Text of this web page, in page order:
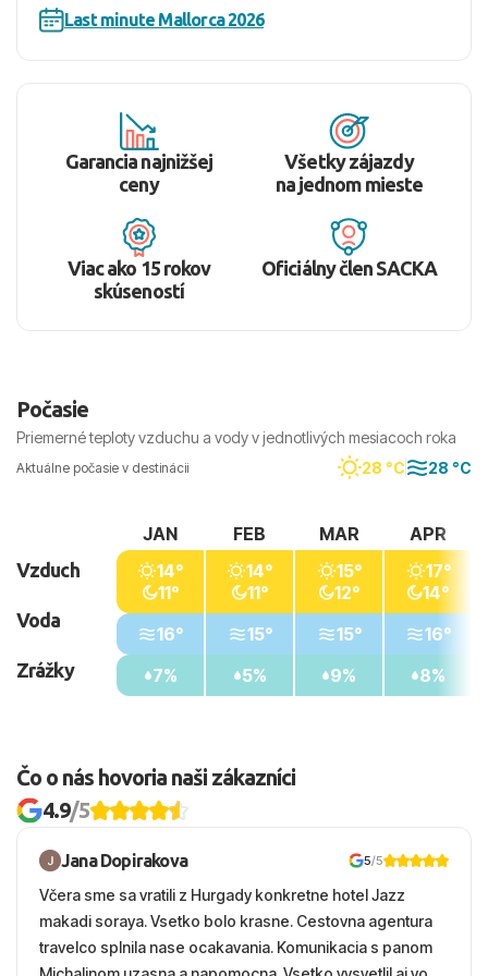
Last minute Mallorca 2026
Garancia najnižšej
ceny
Všetky zájazdy
na jednom mieste
Viac ako 15 rokov
skúseností
Oficiálny člen SACKA
Počasie
Priemerné teploty vzduchu a vody v jednotlivých mesiacoch roka
Aktuálne počasie v destinácii 28 °C 28 °C
Vzduch
Voda
Zrážky
JAN
14°
11°
16°
7%
FEB
14°
11°
15°
5%
MAR
15°
12°
15°
9%
APR
17°
14°
16°
8%
Čo o nás hovoria naši zákazníci
4.9/5
Jana Dopirakova 5/5
Včera sme sa vratili z Hurgady konkretne hotel Jazz
makadi soraya. Vsetko bolo krasne. Cestovna agentura
travelco splnila nase ocakavania. Komunikacia s panom